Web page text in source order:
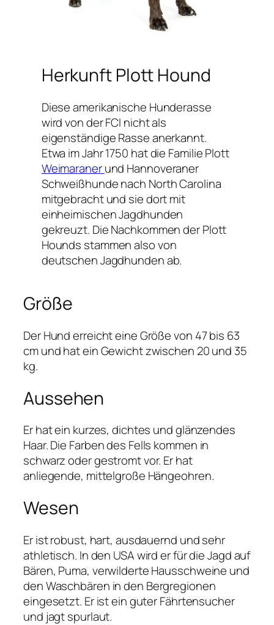
Herkunft Plott Hound
Diese amerikanische Hunderasse
wird von der FCI nicht als
eigenständige Rasse anerkannt.
Etwa im Jahr 1750 hat die Familie Plott
Weimaranerund Hannoveraner
Schweißhunde nach North Carolina
mitgebracht und sie dort mit
einheimischen Jagdhunden
gekreuzt. Die Nachkommen der Plott
Hounds stammen also von
deutschen Jagdhunden ab.
Größe
Der Hund erreicht eine Größe von 47 bis 63
cm und hat ein Gewicht zwischen 20 und 35
kg.
Aussehen
Er hat ein kurzes, dichtes und glänzendes
Haar. Die Farben des Fells kommen in
schwarz oder gestromt vor. Er hat
anliegende, mittelgroße Hängeohren.
Wesen
Er ist robust, hart, ausdauernd und sehr
athletisch. In den USA wird er für die Jagd auf
Bären, Puma, verwilderte Hausschweine und
den Waschbären in den Bergregionen
eingesetzt. Er ist ein guter Fährtensucher
und jagt spurlaut.